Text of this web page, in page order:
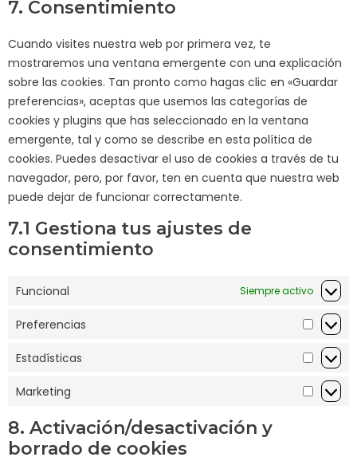
7. Consentimiento
Cuando visites nuestra web por primera vez, te
mostraremos una ventana emergente con una explicación
sobre las cookies. Tan pronto como hagas clic en «Guardar
preferencias», aceptas que usemos las categorías de
cookies y plugins que has seleccionado en la ventana
emergente, tal y como se describe en esta política de
cookies. Puedes desactivar el uso de cookies a través de tu
navegador, pero, por favor, ten en cuenta que nuestra web
puede dejar de funcionar correctamente.
7.1 Gestiona tus ajustes de
consentimiento
Funcional Siempre activo
Preferencias
Estadísticas
Marketing
8. Activación/desactivación y
borrado de cookies